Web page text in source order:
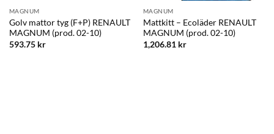
MAGNUM
Golv mattor tyg (F+P) RENAULT
MAGNUM (prod. 02-10)
593.75 kr
MAGNUM
Mattkitt – Ecoläder RENAULT
MAGNUM (prod. 02-10)
1,206.81 kr